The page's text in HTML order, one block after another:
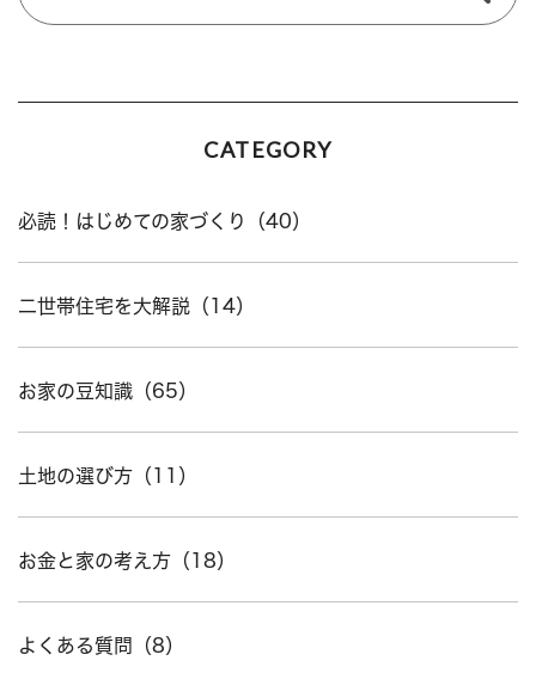
CATEGORY
必読！はじめての家づくり（40）
二世帯住宅を大解説（14）
お家の豆知識（65）
土地の選び方（11）
お金と家の考え方（18）
よくある質問（8）